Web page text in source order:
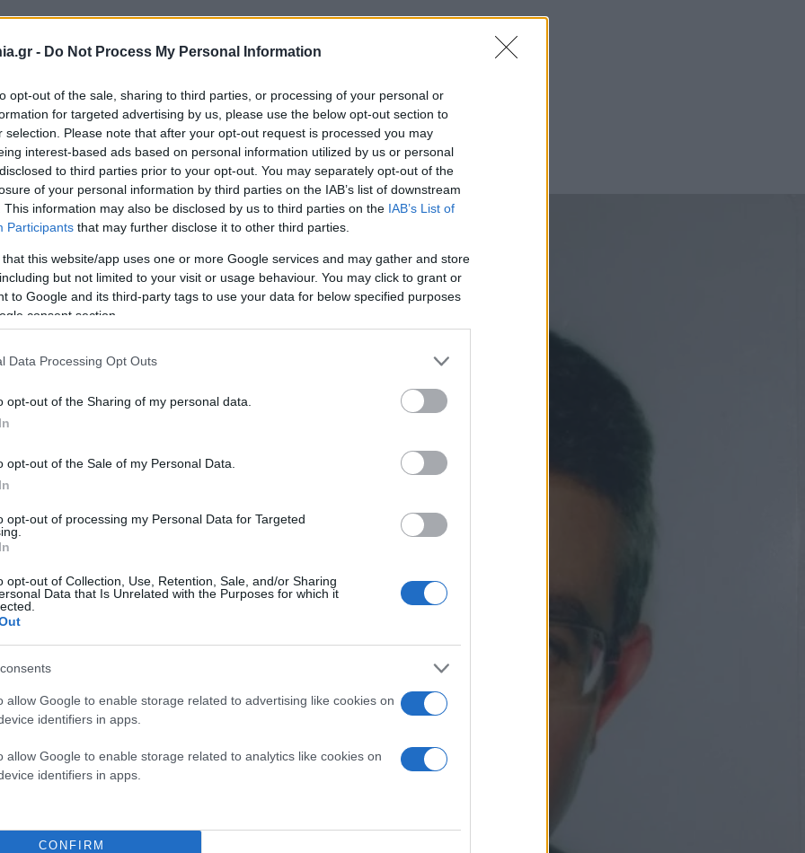
- Do Not Process My Personal Information
opt-out of the sale, sharing to third parties, or processing of your personal or
for targeted advertising by us, please use the below opt-out section to
selection. Please note that after your opt-out request is processed you may
interest-based ads based on personal information utilized by us or personal
to third parties prior to your opt-out. You may separately opt-out of the
of your personal information by third parties on the IAB’s list of downstream
This information may also be disclosed by us to third parties on the IAB’s List of
Participants that may further disclose it to other third parties.
that this website/app uses one or more Google services and may gather and store
but not limited to your visit or usage behaviour. You may click to grant or
to Google and its third-party tags to use your data for below specified purposes
consent section.
Data Processing Opt Outs
opt-out of the Sharing of my personal data.
opt-out of the Sale of my Personal Data.
opt-out of processing my Personal Data for Targeted
opt-out of Collection, Use, Retention, Sale, and/or Sharing
Data that Is Unrelated with the Purposes for which it
allow Google to enable storage related to advertising like cookies on
identifiers in apps.
allow Google to enable storage related to analytics like cookies on
identifiers in apps.
CONFIRM